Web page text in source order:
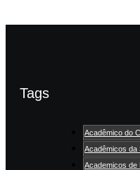
Tags
Acadêmico do
Acadêmicos da
Academicos de